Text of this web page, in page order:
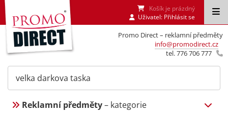
Promo Direct – reklamní předměty
info@promodirect.cz
tel. 776 706 777
Košík je prázdný
Uživatel: Přihlásit se
Reklamní předměty– kategorie